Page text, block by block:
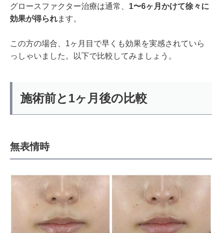
グロースファクター治療は通常、 1〜6ヶ月かけて徐々に
効果が得られます。
この方の場合、1ヶ月目で早くも効果を実感されていら
っしゃいました。以下で比較してみましょう。
施術前と1ヶ月後の比較
無表情時